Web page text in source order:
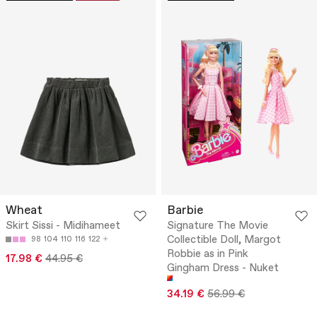
Wheat
Skirt Sissi - Midihameet
98 104 110 116 122
17.98 € 44.95 €
Barbie
Signature The Movie
Collectible Doll, Margot
Robbie as in Pink
Gingham Dress - Nuket
34.19 € 56.99 €